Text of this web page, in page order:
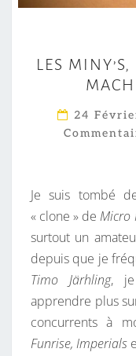
LES
24
Je suis tombé
« clone » deMicro
surtout un
depuis que je
Timo Järhling, je
apprendre plus
concurrents à
Funrise, Imperials